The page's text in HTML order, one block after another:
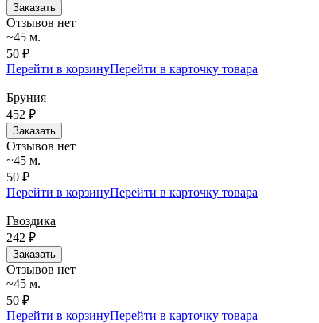
Заказать
Отзывов нет
~45 м.
50 ₽
Перейти в корзинуПерейти в карточку товара
Бруния
452 ₽
Заказать
Отзывов нет
~45 м.
50 ₽
Перейти в корзинуПерейти в карточку товара
Гвоздика
242 ₽
Заказать
Отзывов нет
~45 м.
50 ₽
Перейти в корзинуПерейти в карточку товара